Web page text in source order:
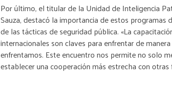
Por último, el titular de la Unidad de Inteligencia
Sauza, destacó la importancia de estos programas
de las tácticas de seguridad pública. «La
internacionales son claves para enfrentar de
enfrentamos. Este encuentro nos permite no solo
establecer una cooperación más estrecha con